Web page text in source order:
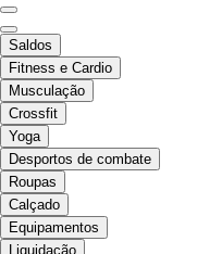
Saldos
Fitness e Cardio
Musculação
Crossfit
Yoga
Desportos de combate
Roupas
Calçado
Equipamentos
Liquidação